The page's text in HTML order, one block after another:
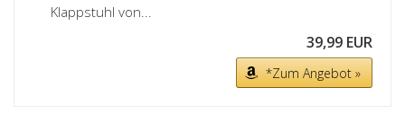
Klappstuhl von...
39,99 EUR
*Zum Angebot »